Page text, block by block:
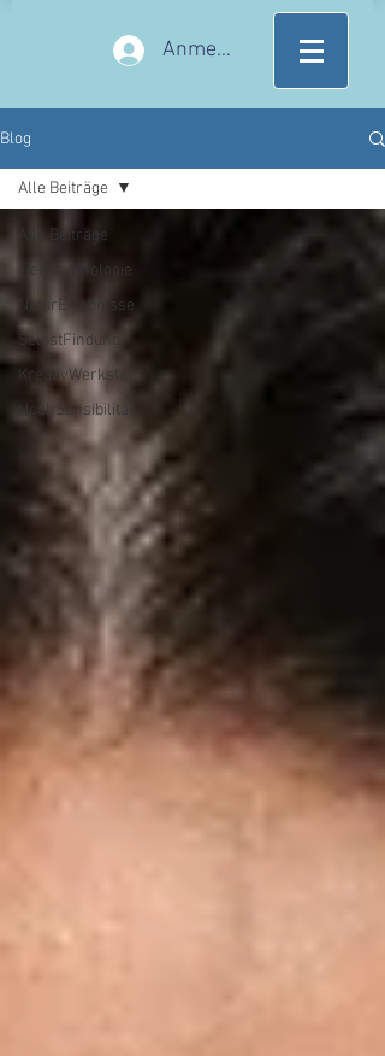
Anmelden
Blog
Alle Beiträge
TierPsychologie
NaturErlebnisse
SelbstFindung
KreativWerkstatt
HochSensibilität
Alle Beiträge